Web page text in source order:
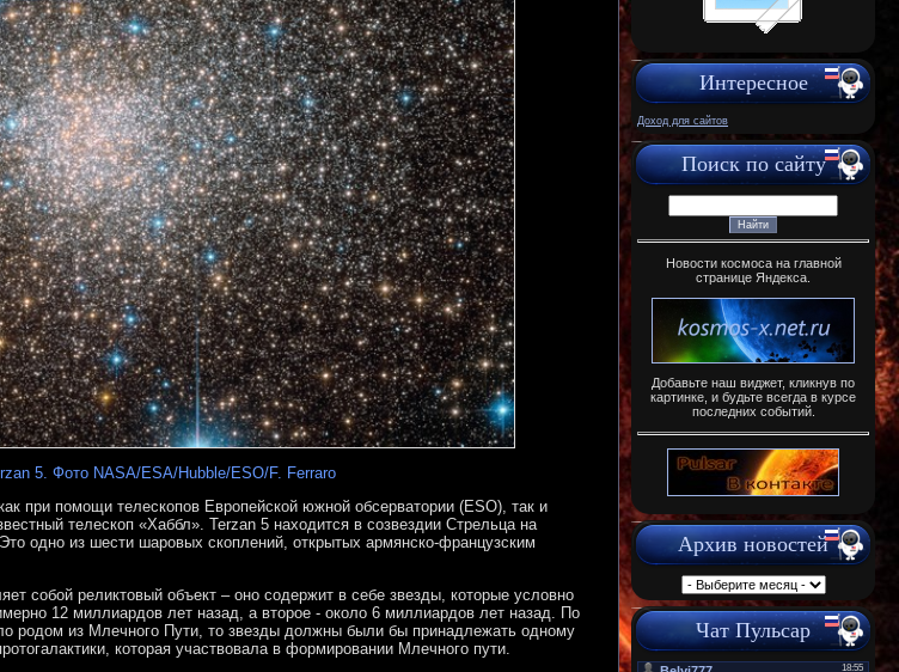
5. Фото NASA/ESA/Hubble/ESO/F. Ferraro
при помощи телескопов Европейской южной обсерватории (ESO), так и
телескоп «Хаббл». Terzan 5 находится в созвездии Стрельца на
одно из шести шаровых скоплений, открытых армянско-французским
собой реликтовый объект – оно содержит в себе звезды, которые условно
12 миллиардов лет назад, а второе - около 6 миллиардов лет назад. По
родом из Млечного Пути, то звезды должны были бы принадлежать одному
которая участвовала в формировании Млечного пути.
Интересное
Доход для сайтов
Поиск по сайту
Новости космоса на главной
странице Яндекса.
Добавьте наш виджет, кликнув по
картинке, и будьте всегда в курсе
последних событий.
Архив новостей
Чат Пульсар